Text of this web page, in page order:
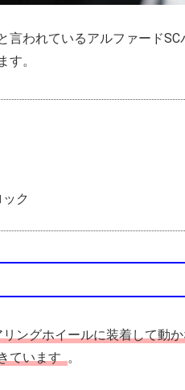
言われているアルファード
す。
ク
リングホイールに装着して動
ています 。